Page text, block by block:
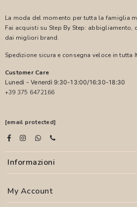
La moda del momento per tutta la famiglia
Fai acquisti su Step By Step: abbigliamento,
dai migliori brand.
Spedizione sicura e consegna veloce in tutta
Customer Care
Lunedì - Venerdì 9:30-13:00/16:30-18:30
+39 375 6472166
[email protected]
Informazioni
My Account